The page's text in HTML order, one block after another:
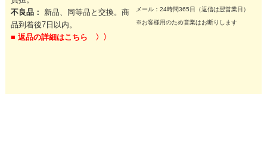
不良品：
新品、同等品と交換。商
品到着後7日以内。
■ 返品の詳細はこちら 〉〉
メール：24時間365日（返信は翌営業日）
※お客様用のため営業はお断りします